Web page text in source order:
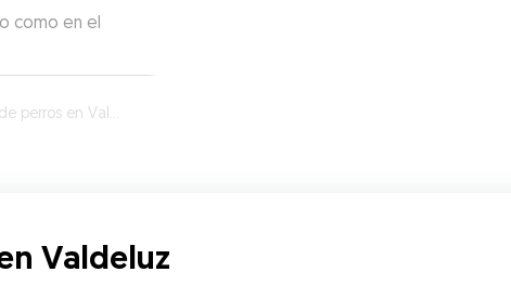
como en el
en Valdeluz
Valdeluz